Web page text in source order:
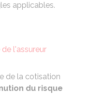
applicables.
l'assureur
de la cotisation
du risque